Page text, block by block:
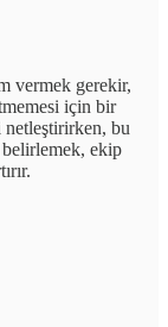
vermek gerekir,
için bir
netleştirirken, bu
ekip